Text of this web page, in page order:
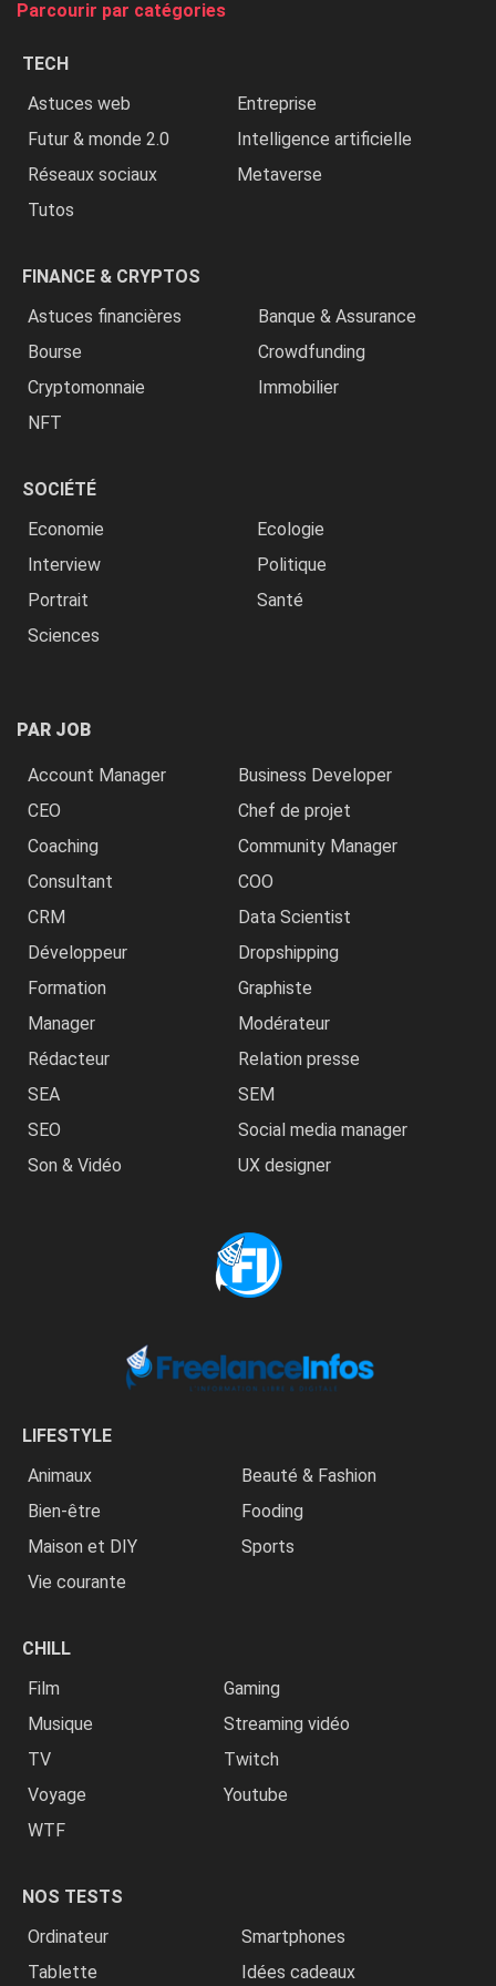
Parcourir par catégories
TECH
Astuces web
Entreprise
Futur & monde 2.0
Intelligence artificielle
Réseaux sociaux
Metaverse
Tutos
FINANCE & CRYPTOS
Astuces financières
Banque & Assurance
Bourse
Crowdfunding
Cryptomonnaie
Immobilier
NFT
SOCIÉTÉ
Economie
Ecologie
Interview
Politique
Portrait
Santé
Sciences
PAR JOB
Account Manager
Business Developer
CEO
Chef de projet
Coaching
Community Manager
Consultant
COO
CRM
Data Scientist
Développeur
Dropshipping
Formation
Graphiste
Manager
Modérateur
Rédacteur
Relation presse
SEA
SEM
SEO
Social media manager
Son & Vidéo
UX designer
LIFESTYLE
Animaux
Beauté & Fashion
Bien-être
Fooding
Maison et DIY
Sports
Vie courante
CHILL
Film
Gaming
Musique
Streaming vidéo
TV
Twitch
Voyage
Youtube
WTF
NOS TESTS
Ordinateur
Smartphones
Tablette
Idées cadeaux